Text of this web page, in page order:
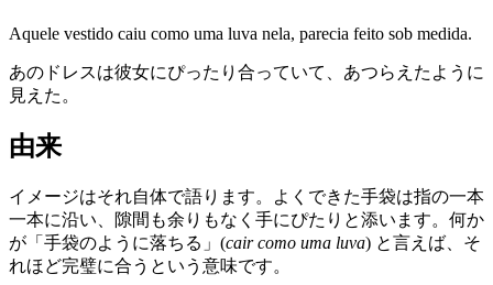
Aquele vestido caiu como uma luva nela, parecia feito sob medida.
あのドレスは彼女にぴったり合っていて、あつらえたように
見えた。
由来
イメージはそれ自体で語ります。よくできた手袋は指の一本
一本に沿い、隙間も余りもなく手にぴたりと添います。何か
が「手袋のように落ちる」(cair como uma luva) と言えば、そ
れほど完璧に合うという意味です。